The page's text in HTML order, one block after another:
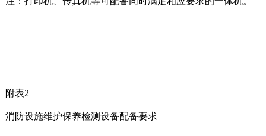
附表2
消防设施维护保养检测设备配备要求